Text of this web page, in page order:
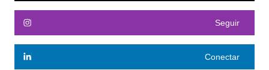
Seguir
Conectar